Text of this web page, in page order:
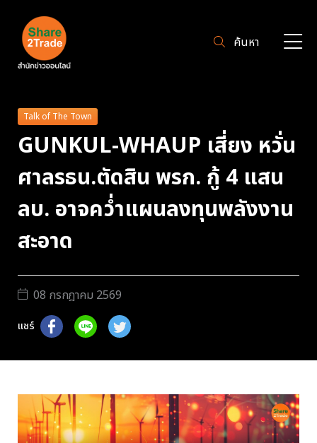
ค้นหา
Talk of The Town
GUNKUL-WHAUP เสี่ยง หวั่น
ศาลรธน.ตัดสิน พรก. กู้ 4 แสน
ลบ. อาจคว่ำแผนลงทุนพลังงาน
สะอาด
08 กรกฎาคม 2569
แชร์